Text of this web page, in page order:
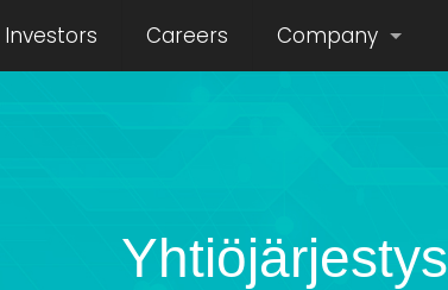
Investors Careers Company
Yhtiöjärjestys